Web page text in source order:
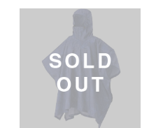
サポート
直営店一覧
取扱店一覧